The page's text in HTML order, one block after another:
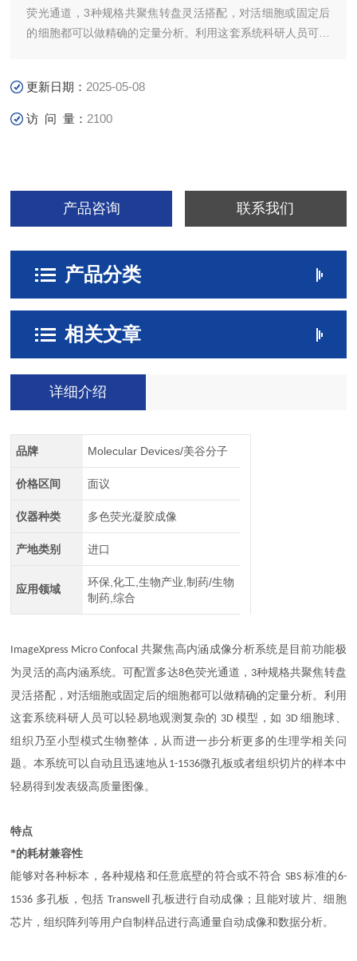
荧光通道，3种规格共聚焦转盘灵活搭配，对活细胞或固定后
的细胞都可以做精确的定量分析。利用这套系统科研人员可以
更新日期： 2025-05-08
访 问 量： 2100
产品咨询 联系我们
产品分类
相关文章
详细介绍
品牌 Molecular Devices/美谷分子
价格区间 面议
仪器种类 多色荧光凝胶成像
产地类别 进口
应用领域
环保,化工,生物产业,制药/生物
制药,综合
ImageXpress Micro Confocal 共聚焦高内涵成像分析系统是目前功能极
为灵活的高内涵系统。可配置多达8色荧光通道， 3种规格共聚焦转盘
灵活搭配，对活细胞或固定后的细胞都可以做精确的定量分析。利用
这套系统科研人员可以轻易地观测复杂的 3D模型，如 3D细胞球、
组织乃至小型模式生物整体，从而进一步分析更多的生理学相关问
题。本系统可以自动且迅速地从 1-1536微孔板或者组织切片的样本中
轻易得到发表级高质量图像。
特点
*的耗材兼容性
能够对各种标本，各种规格和任意底壁的符合或不符合 SBS标准的6-
1536 多孔板，包括Transwell孔板进行自动成像；且能对玻片、细胞
芯片，组织阵列等用户自制样品进行高通量自动成像和数据分析。